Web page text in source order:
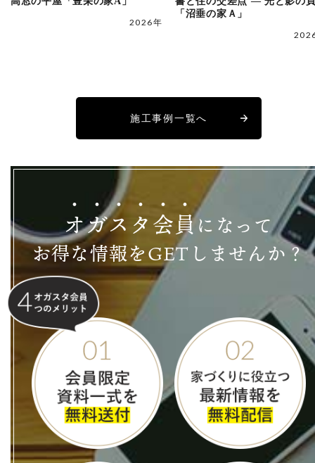
2026年
「沼垂の家Ａ」
施工事例一覧へ
オガス タ会員になって
お得な情報をGETしませんか？